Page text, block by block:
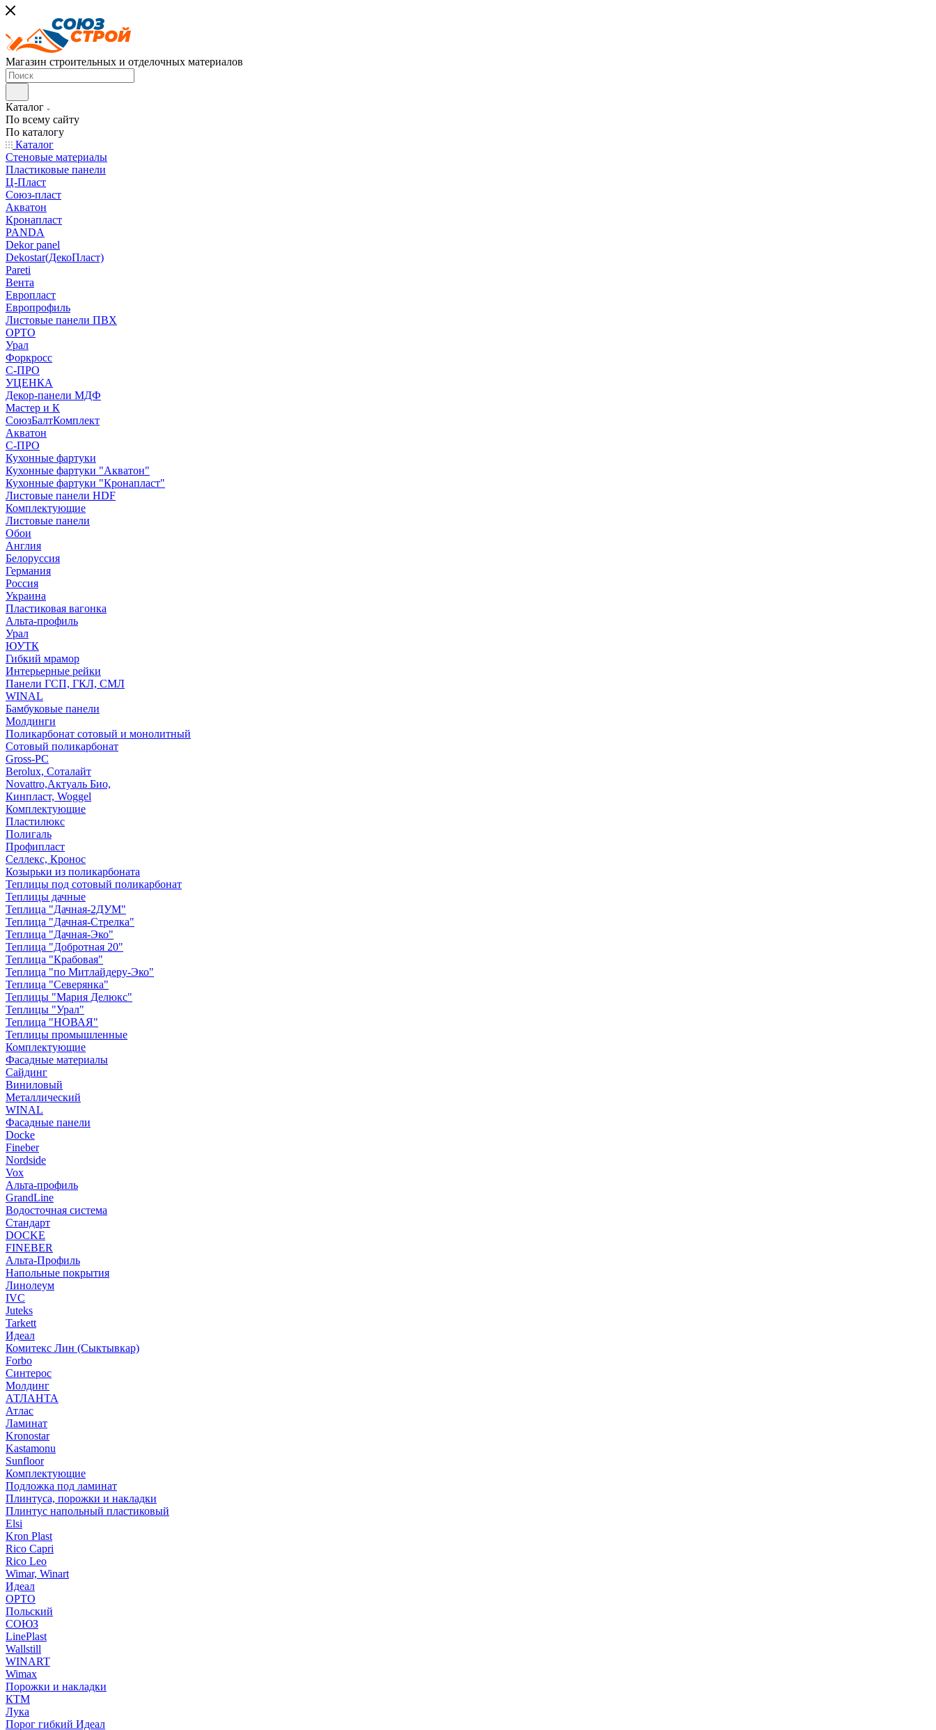
Магазин строительных и отделочных материалов
Каталог
По всему сайту
По каталогу
Каталог
Стеновые материалы
Пластиковые панели
Ц-Пласт
Союз-пласт
Акватон
Кронапласт
PANDA
Dekor panel
Dekostar(ДекоПласт)
Pareti
Вента
Европласт
Европрофиль
Листовые панели ПВХ
ОРТО
Урал
Форкросс
С-ПРО
УЦЕНКА
Декор-панели МДФ
Мастер и К
СоюзБалтКомплект
Акватон
С-ПРО
Кухонные фартуки
Кухонные фартуки "Акватон"
Кухонные фартуки "Кронапласт"
Листовые панели HDF
Комплектующие
Листовые панели
Обои
Англия
Белоруссия
Германия
Россия
Украина
Пластиковая вагонка
Альта-профиль
Урал
ЮУТК
Гибкий мрамор
Интерьерные рейки
Панели ГСП, ГКЛ, СМЛ
WINAL
Бамбуковые панели
Молдинги
Поликарбонат сотовый и монолитный
Сотовый поликарбонат
Gross-PC
Berolux, Соталайт
Novattro,Актуаль Био,
Кинпласт, Woggel
Комплектующие
Пластилюкс
Полигаль
Профипласт
Селлекс, Кронос
Козырьки из поликарбоната
Теплицы под сотовый поликарбонат
Теплицы дачные
Теплица "Дачная-2ДУМ"
Теплица "Дачная-Стрелка"
Теплица "Дачная-Эко"
Теплица "Добротная 20"
Теплица "Крабовая"
Теплица "по Митлайдеру-Эко"
Теплица "Северянка"
Теплицы "Мария Делюкс"
Теплицы "Урал"
Теплица "НОВАЯ"
Теплицы промышленные
Комплектующие
Фасадные материалы
Сайдинг
Виниловый
Металлический
WINAL
Фасадные панели
Docke
Fineber
Nordside
Vox
Альта-профиль
GrandLine
Водосточная система
Стандарт
DOCKE
FINEBER
Альта-Профиль
Напольные покрытия
Линолеум
IVC
Juteks
Tarkett
Идеал
Комитекс Лин (Сыктывкар)
Forbo
Синтерос
Молдинг
АТЛАНТА
Атлас
Ламинат
Kronostar
Kastamonu
Sunfloor
Комплектующие
Подложка под ламинат
Плинтуса, порожки и накладки
Плинтус напольный пластиковый
Elsi
Kron Plast
Rico Capri
Rico Leo
Wimar, Winart
Идеал
ОРТО
Польский
СОЮЗ
LinePlast
Wallstill
WINART
Wimax
Порожки и накладки
КТМ
Лука
Порог гибкий Идеал